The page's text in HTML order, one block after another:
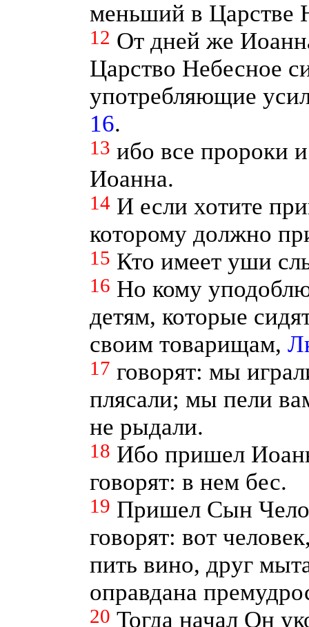
меньший в Царстве
12 От дней же
Царство Небесное
употребляющие
16.
13 ибо все пророки
Иоанна.
14 И если хотите
которому должно
15 Кто имеет уши
16 Но кому
детям, которые
своим товарищам,
17 говорят: мы
плясали; мы пели
не рыдали.
18 Ибо пришел
говорят: в нем бес.
19 Пришел Сын
говорят: вот
пить вино, друг
оправдана
20 Тогда начал Он